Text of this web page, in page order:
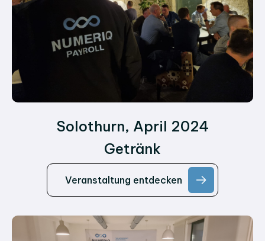
Solothurn, April 2024
Getränk
Veranstaltung entdecken